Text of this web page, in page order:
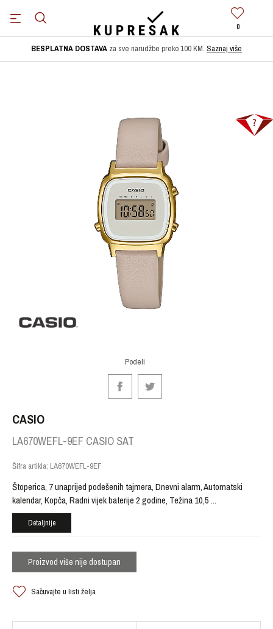
0
BESPLATNA DOSTAVA za sve narudžbe preko 100 KM. Saznaj više
Podeli
CASIO
LA670WEFL-9EF CASIO SAT
Šifra artikla: LA670WEFL-9EF
Štoperica, 7 unaprijed podešenih tajmera, Dnevni alarm, Automatski
kalendar, Kopča, Radni vijek baterije 2 godine, Težina 10,5...
Detaljnije
Proizvod više nije dostupan
Sačuvajte u listi želja